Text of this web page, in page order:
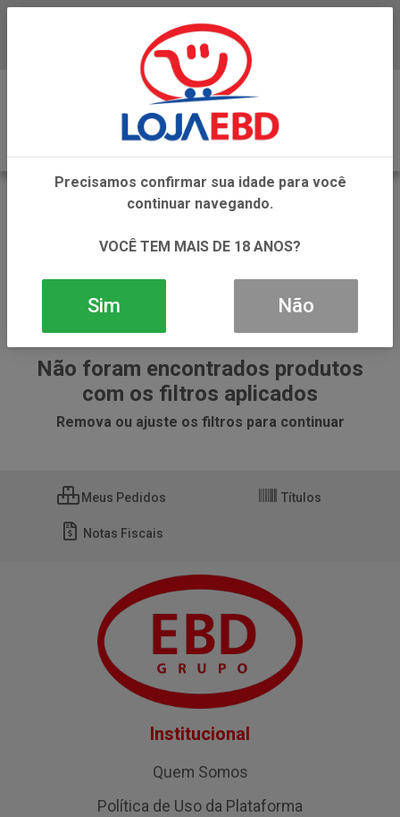
Não foram encontrados produtos
com os filtros aplicados
Remova ou ajuste os filtros para continuar
Meus Pedidos Títulos
Notas Fiscais
Institucional
Quem Somos
Política de Uso da Plataforma
Precisamos confirmar sua idade para você
continuar navegando.
VOCÊ TEM MAIS DE 18 ANOS?
Sim Não